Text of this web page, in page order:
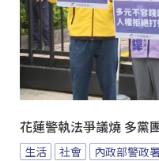
花蓮警執法爭議燒 多黨
生活 社會 內政部警政署